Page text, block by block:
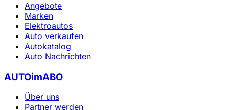
Angebote
Marken
Elektroautos
Auto verkaufen
Autokatalog
Auto Nachrichten
AUTOimABO
Über uns
Partner werden